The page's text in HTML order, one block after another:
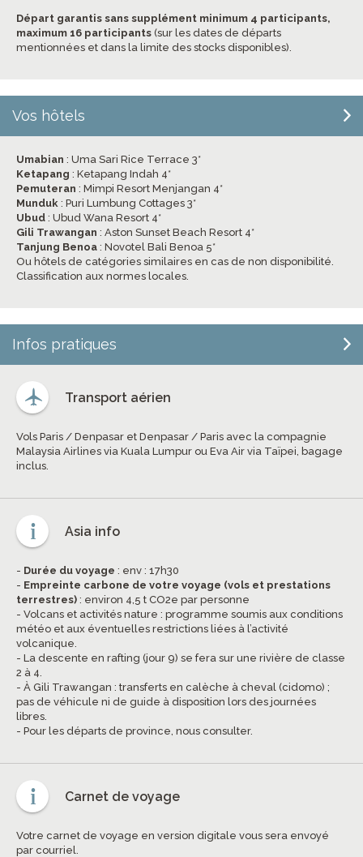
Départ garantis sans supplément minimum 4 participants,
maximum 16 participants (sur les dates de départs
mentionnées et dans la limite des stocks disponibles).
Vos hôtels
Umabian : Uma Sari Rice Terrace 3*
Ketapang : Ketapang Indah 4*
Pemuteran : Mimpi Resort Menjangan 4*
Munduk : Puri Lumbung Cottages 3*
Ubud : Ubud Wana Resort 4*
Gili Trawangan : Aston Sunset Beach Resort 4*
Tanjung Benoa : Novotel Bali Benoa 5*
Ou hôtels de catégories similaires en cas de non disponibilité.
Classification aux normes locales.
Infos pratiques
Transport aérien
Vols Paris / Denpasar et Denpasar / Paris avec la compagnie
Malaysia Airlines via Kuala Lumpur ou Eva Air via Taïpei, bagage
inclus.
Asia info
- Durée du voyage : env : 17h30
- Empreinte carbone de votre voyage (vols et prestations
terrestres) : environ 4,5 t CO2e par personne
- Volcans et activités nature : programme soumis aux conditions
météo et aux éventuelles restrictions liées à l’activité
volcanique.
- La descente en rafting (jour 9) se fera sur une rivière de classe
2 à 4.
- À Gili Trawangan : transferts en calèche à cheval (cidomo) ;
pas de véhicule ni de guide à disposition lors des journées
libres.
- Pour les départs de province, nous consulter.
Carnet de voyage
Votre carnet de voyage en version digitale vous sera envoyé
par courriel.